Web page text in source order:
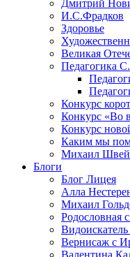
Дмитрий
И.С.Фрадков
Здоровье
Великая
Педагогика
Конкурс
Конкурс «Во
Конкурс
Каким мы
Михаил
Блоги
Блог Лицея
Алла
Михаил
Родословная
Вернисаж с